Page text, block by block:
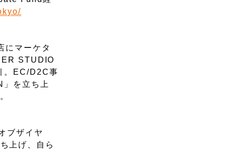
にマーケタ
STUDIO
。EC/D2C事
を立ち上
ブザイヤ
上げ、自ら